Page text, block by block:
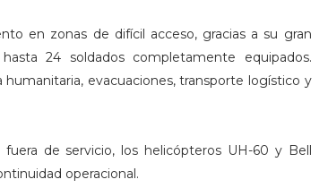
en zonas de difícil acceso, gracias a su gran
24 soldados completamente equipados.
evacuaciones, transporte logístico y
de servicio, los helicópteros UH-60 y Bell
operacional.